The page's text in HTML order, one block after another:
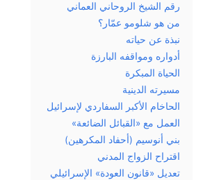
رقم الشيخ الروحاني العماني
من هو شلومو عمّار؟
نبذة عن حياته
أدواره ومواقفه البارزة
الحياة المبكرة
مسيرته الدينية
الحاخام الأكبر السفاردي لإسرائيل
العمل مع «القبائل الضائعة»
بني أنوسيم (أحفاد المكرهين)
اقتراح الزواج المدني
تعديل «قانون العودة» الإسرائيلي